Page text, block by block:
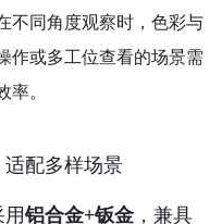
不同角度观察时，色彩与
作或多工位查看的场景需
率。
配多样场景
用铝合金+钣金，兼具